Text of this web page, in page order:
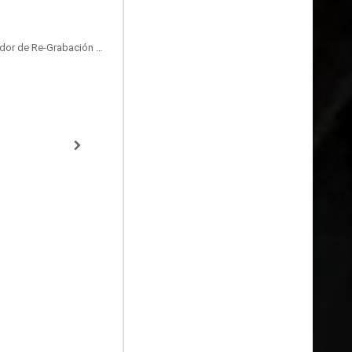
Sound Effects Editor, Mezclador de Re-Grabación de Sonido